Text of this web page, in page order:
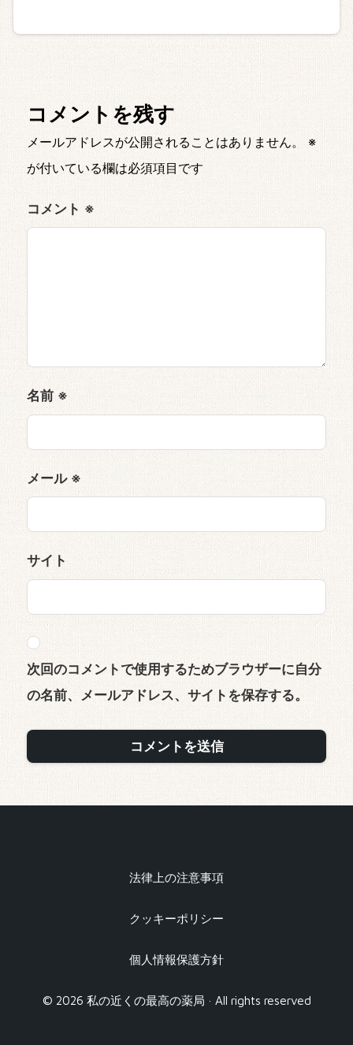
コメントを残す
メールアドレスが公開されることはありません。
※
が付いている欄は必須項目です
コメント ※
名前 ※
メール ※
サイト
次回のコメントで使用するためブラウザーに自分
の名前、メールアドレス、サイトを保存する。
法律上の注意事項
クッキーポリシー
個人情報保護方針
© 2026 私の近くの最高の薬局 · All rights reserved